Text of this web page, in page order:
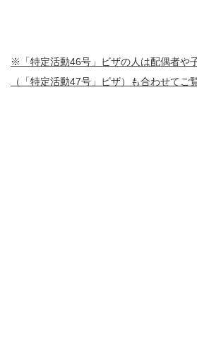
※「特定活動46号」ビザの人は配偶者や
（「特定活動47号」ビザ）も合わせてご